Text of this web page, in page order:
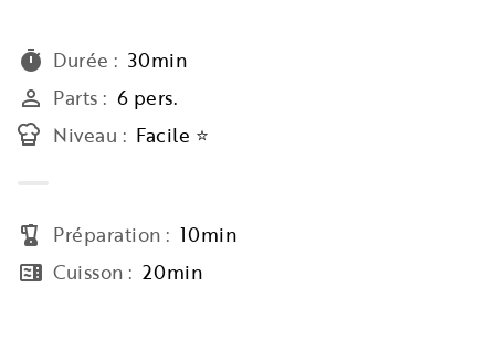
timer Durée : 30min
person_outline Parts : 6 pers.
Niveau : Facile ⭐
blender Préparation : 10min
microwave Cuisson : 20min